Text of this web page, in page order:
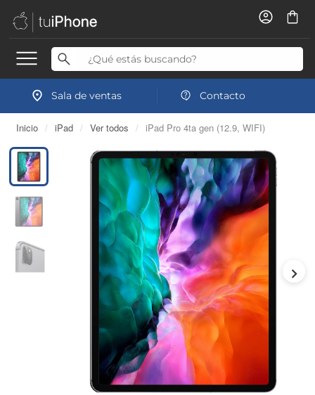
Sala de ventas Contacto
Inicio / iPad / Ver todos / iPad Pro 4ta gen (12.9, WIFI)